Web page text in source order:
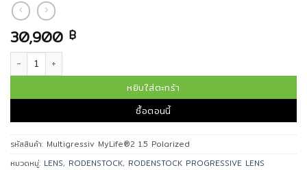
30,900 ฿
จำนวน เลนส์โปรเกรสซีฟ Multigressiv MyLife®2 1.5 Polarized ชิ้น
หยิบใส่ตะกร้า
ซื้อตอนนี้
รหัสสินค้า: Multigressiv MyLife®2 1.5 Polarized
หมวดหมู่: LENS, RODENSTOCK, RODENSTOCK PROGRESSIVE LENS